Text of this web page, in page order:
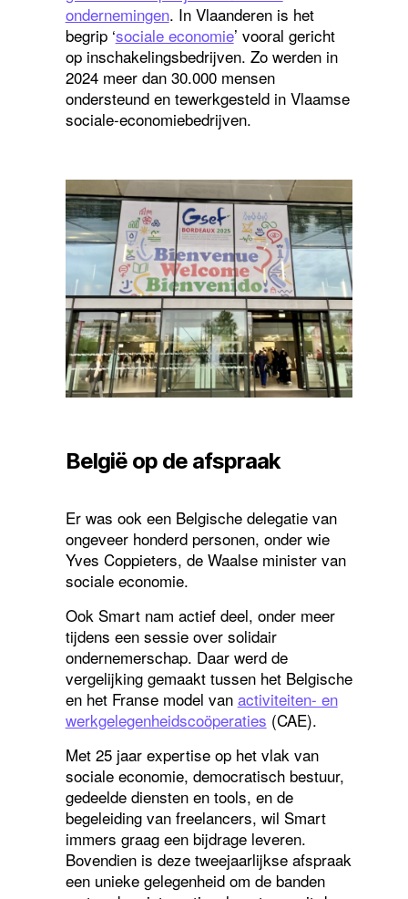
ondernemingen. In Vlaanderen is het
begrip ‘sociale economie’ vooral gericht
op inschakelingsbedrijven. Zo werden in
2024 meer dan 30.000 mensen
ondersteund en tewerkgesteld in Vlaamse
sociale-economiebedrijven.
België op de afspraak
Er was ook een Belgische delegatie van
ongeveer honderd personen, onder wie
Yves Coppieters, de Waalse minister van
sociale economie.
Ook Smart nam actief deel, onder meer
tijdens een sessie over solidair
ondernemerschap. Daar werd de
vergelijking gemaakt tussen het Belgische
en het Franse model van activiteiten- en
werkgelegenheidscoöperaties (CAE).
Met 25 jaar expertise op het vlak van
sociale economie, democratisch bestuur,
gedeelde diensten en tools, en de
begeleiding van freelancers, wil Smart
immers graag een bijdrage leveren.
Bovendien is deze tweejaarlijkse afspraak
een unieke gelegenheid om de banden